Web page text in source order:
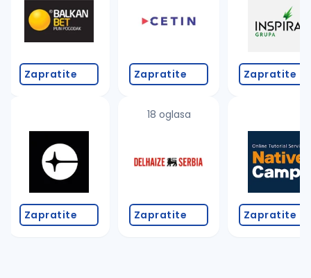
Zapratite
Zapratite
Zapratite
18 oglasa
Zapratite
Zapratite
Zapratite